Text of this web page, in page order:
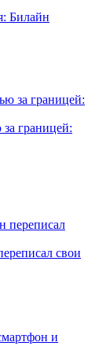
Билайн
границей:
свои